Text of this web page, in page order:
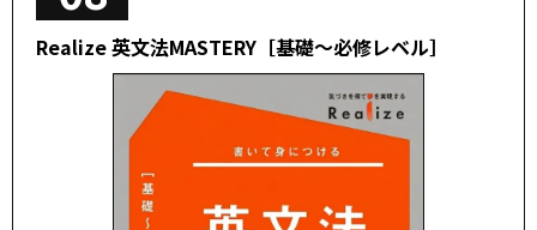
Realize 英文法MASTERY［基礎～必修レベル］